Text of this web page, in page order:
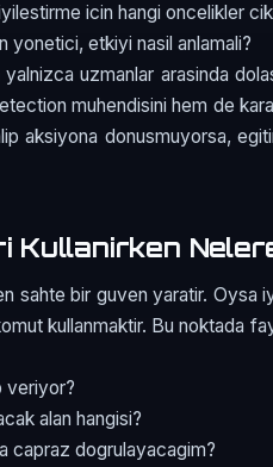
icin hangi oncelikler
yonetici, etkiyi nasil anlamali?
uzmanlar arasinda
muhendisini hem de
aksiyona donusmuyorsa,
Kullanirken
sahte bir guven yaratir. Oysa
kullanmaktir. Bu noktada
veriyor?
alan hangisi?
capraz dogrulayacagim?